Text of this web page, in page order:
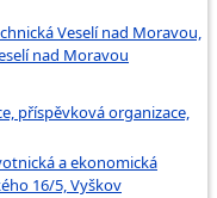
Veselí nad Moravou,
nad Moravou
příspěvková organizace,
a ekonomická
16/5, Vyškov